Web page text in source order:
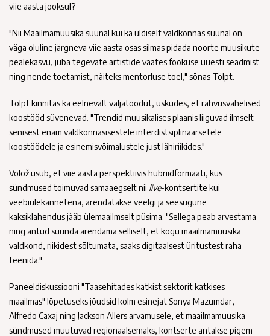
viie aasta jooksul?
"Nii Maailmamuusika suunal kui ka üldiselt valdkonnas suunal on
väga oluline järgneva viie aasta osas silmas pidada noorte muusikute
pealekasvu, juba tegevate artistide vaates fookuse uuesti seadmist
ning nende toetamist, näiteks mentorluse toel," sõnas Tölpt.
Tölpt kinnitas ka eelnevalt väljatoodut, uskudes, et rahvusvahelised
koostööd süvenevad. "Trendid muusikalises plaanis liiguvad ilmselt
senisest enam valdkonnasisestele interdistsiplinaarsetele
koostöödele ja esinemisvõimalustele just lähiriikides."
Volož usub, et viie aasta perspektiivis hübriidformaati, kus
sündmused toimuvad samaaegselt nii live-kontsertite kui
veebiülekannetena, arendatakse veelgi ja seesugune
kaksiklahendus jääb ülemaailmselt püsima. "Sellega peab arvestama
ning antud suunda arendama selliselt, et kogu maailmamuusika
valdkond, riikidest sõltumata, saaks digitaalsest üritustest raha
teenida."
Paneeldiskussiooni "Taasehitades katkist sektorit katkises
maailmas" lõpetuseks jõudsid kolm esinejat Sonya Mazumdar,
Alfredo Caxaj ning Jackson Allers arvamusele, et maailmamuusika
sündmused muutuvad regionaalsemaks, kontserte antakse pigem